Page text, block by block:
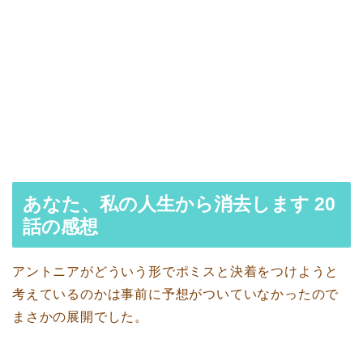
あなた、私の人生から消去します 20
話の感想
アントニアがどういう形でポミスと決着をつけようと
考えているのかは事前に予想がついていなかったので
まさかの展開でした。